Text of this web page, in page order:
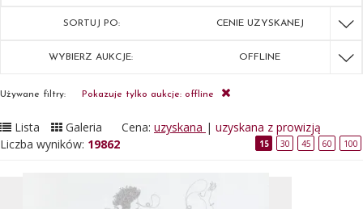
SORTUJ PO: CENIE UZYSKANEJ
WYBIERZ AUKCJE: OFFLINE
Używane filtry: Pokazuje tylko aukcje: offline
Lista Galeria Cena: uzyskana | uzyskana z prowizją
Liczba wyników: 19862 15 30 45 60 100